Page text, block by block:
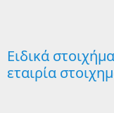
Ειδικά
εταιρία